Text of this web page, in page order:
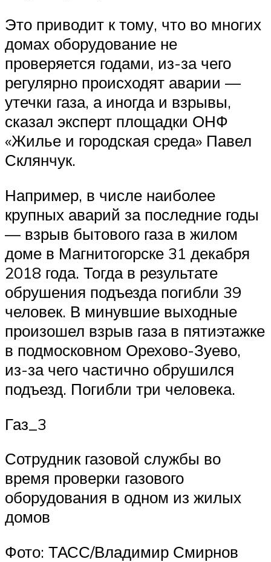
Это приводит к тому, что во многих
домах оборудование не
проверяется годами, из-за чего
регулярно происходят аварии —
утечки газа, а иногда и взрывы,
сказал эксперт площадки ОНФ
«Жилье и городская среда» Павел
Склянчук.
Например, в числе наиболее
крупных аварий за последние годы
— взрыв бытового газа в жилом
доме в Магнитогорске 31 декабря
2018 года. Тогда в результате
обрушения подъезда погибли 39
человек. В минувшие выходные
произошел взрыв газа в пятиэтажке
в подмосковном Орехово-Зуево,
из-за чего частично обрушился
подъезд. Погибли три человека.
Газ_3
Сотрудник газовой службы во
время проверки газового
оборудования в одном из жилых
домов
Фото: ТАСС/Владимир Смирнов